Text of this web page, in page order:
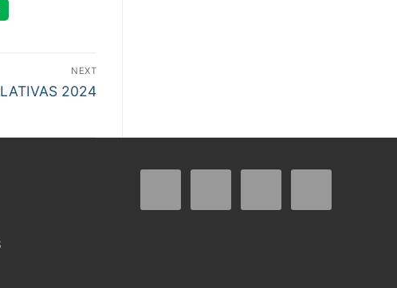
NEXT
2024